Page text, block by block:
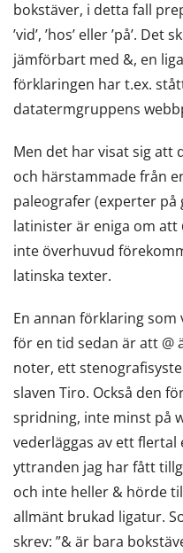
bokstäver, i detta fall
’vid’, ’hos’ eller ’på’.
jämförbart med &, en
förklaringen har t.ex.
datatermgruppens
Men det har visat sig att
och härstammade från
paleografer (experter
latinister är eniga om att
inte överhuvud
latinska texter.
En annan förklaring som
för en tid sedan är att @
noter, ett
slaven Tiro. Också den
spridning, inte minst på
vederläggas av ett
yttranden jag har fått
och inte heller & hörde
allmänt brukad ligatur.
skrev: ”& är bara